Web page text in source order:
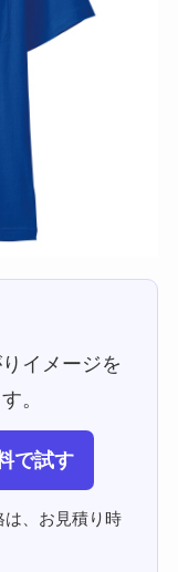
イメージを
。
で試す
、お見積り時